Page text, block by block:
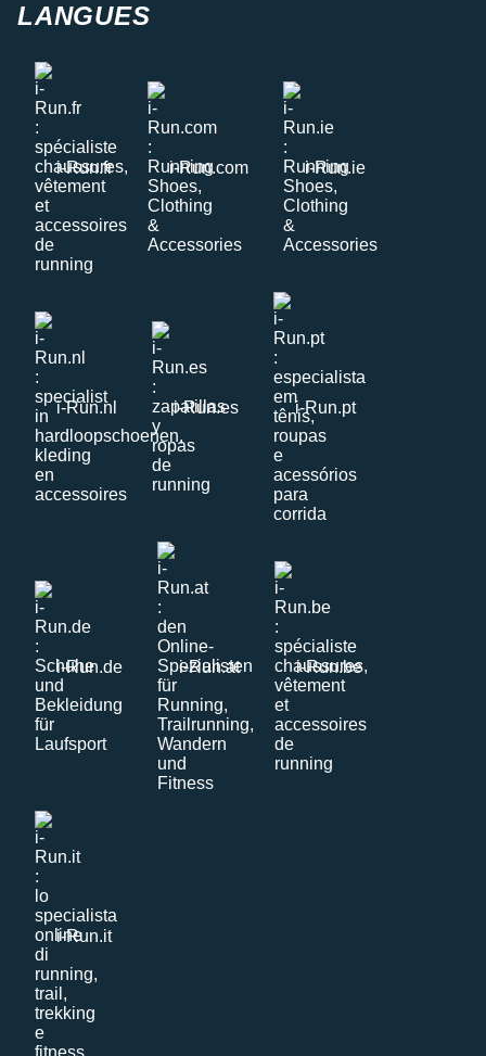
LANGUES
i-Run.fr i-Run.com i-Run.ie
i-Run.nl i-Run.es i-Run.pt
i-Run.de i-Run.at i-Run.be
i-Run.it